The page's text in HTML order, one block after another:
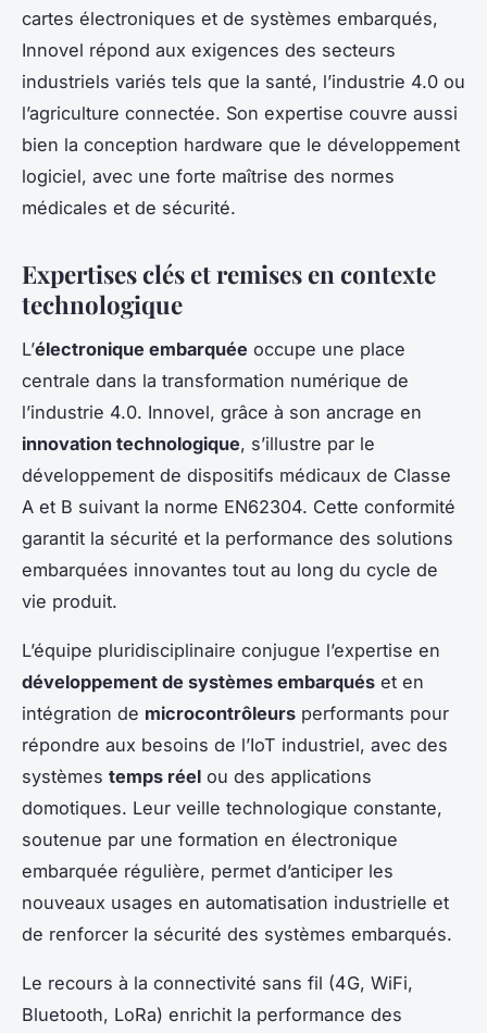
cartes électroniques et de systèmes embarqués,
Innovel répond aux exigences des secteurs
industriels variés tels que la santé, l’industrie 4.0 ou
l’agriculture connectée. Son expertise couvre aussi
bien la conception hardware que le développement
logiciel, avec une forte maîtrise des normes
médicales et de sécurité.
Expertises clés et remises en contexte
technologique
L’électronique embarquée occupe une place
centrale dans la transformation numérique de
l’industrie 4.0. Innovel, grâce à son ancrage en
innovation technologique, s’illustre par le
développement de dispositifs médicaux de Classe
A et B suivant la norme EN62304. Cette conformité
garantit la sécurité et la performance des solutions
embarquées innovantes tout au long du cycle de
vie produit.
L’équipe pluridisciplinaire conjugue l’expertise en
développement de systèmes embarqués et en
intégration de microcontrôleurs performants pour
répondre aux besoins de l’IoT industriel, avec des
systèmes temps réel ou des applications
domotiques. Leur veille technologique constante,
soutenue par une formation en électronique
embarquée régulière, permet d’anticiper les
nouveaux usages en automatisation industrielle et
de renforcer la sécurité des systèmes embarqués.
Le recours à la connectivité sans fil (4G, WiFi,
Bluetooth, LoRa) enrichit la performance des